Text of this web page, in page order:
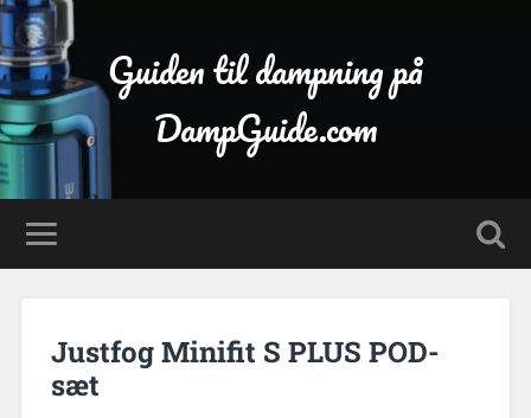
Guiden til dampning på
DampGuide.com
Justfog Minifit S PLUS POD-
sæt